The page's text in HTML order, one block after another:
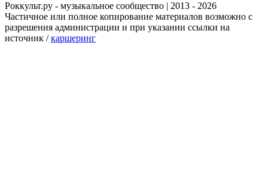
Роккульт.ру - музыкальное сообщество | 2013 - 2026
Частичное или полное копирование материалов возможно с
разрешения администрации и при указании ссылки на
источник /каршеринг